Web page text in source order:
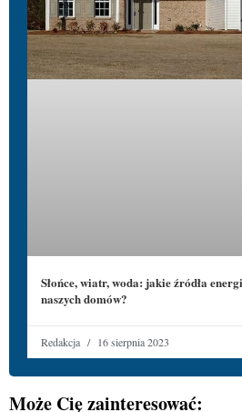
Słońce, wiatr, woda: jakie źródła
naszych domów?
Redakcja 16 sierpnia 2023
Może Cię zainteresować: